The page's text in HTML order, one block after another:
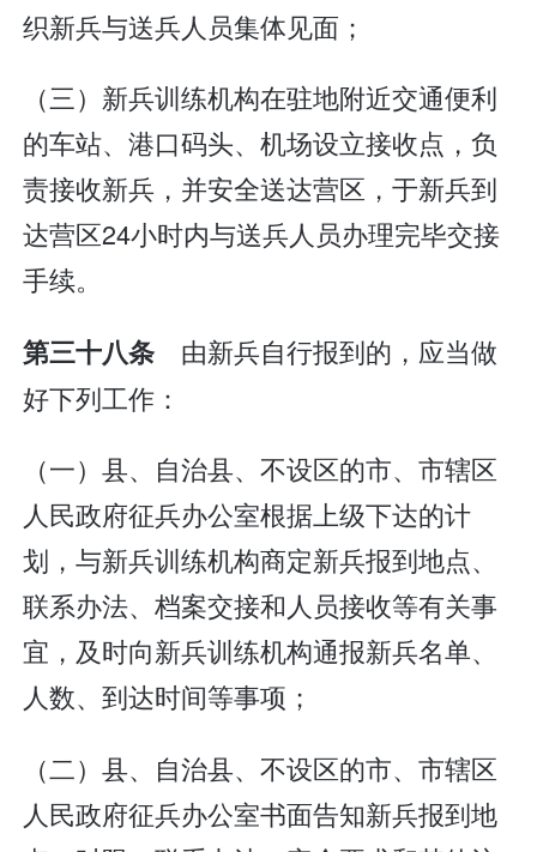
织新兵与送兵人员集体见面；
（三）新兵训练机构在驻地附近交通便利
的车站、港口码头、机场设立接收点，负
责接收新兵，并安全送达营区，于新兵到
达营区24小时内与送兵人员办理完毕交接
手续。
第三十八条 由新兵自行报到的，应当做
好下列工作：
（一）县、自治县、不设区的市、市辖区
人民政府征兵办公室根据上级下达的计
划，与新兵训练机构商定新兵报到地点、
联系办法、档案交接和人员接收等有关事
宜，及时向新兵训练机构通报新兵名单、
人数、到达时间等事项；
（二）县、自治县、不设区的市、市辖区
人民政府征兵办公室书面告知新兵报到地